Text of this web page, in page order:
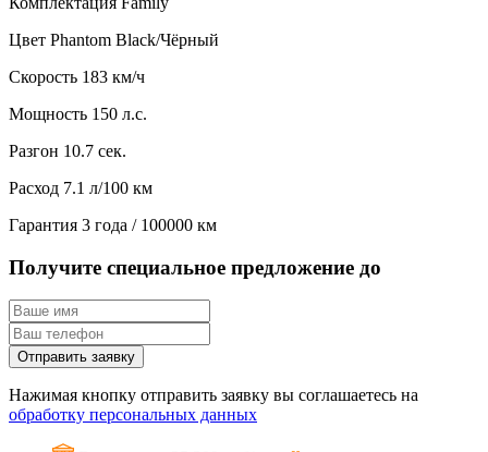
Цвет Phantom Black/Чёрный
Скорость 183 км/ч
Мощность 150 л.с.
Разгон 10.7 сек.
Расход 7.1 л/100 км
Гарантия 3 года / 100000 км
Получите специальное предложение до
Отправить заявку
Нажимая кнопку отправить заявку вы соглашаетесь на
обработку персональных данных